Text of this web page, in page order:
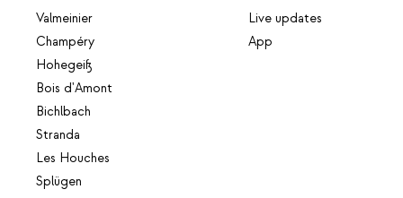
Valmeinier
Champéry
Hohegeiß
Bois d'Amont
Bichlbach
Stranda
Les Houches
Splügen
Live updates
App